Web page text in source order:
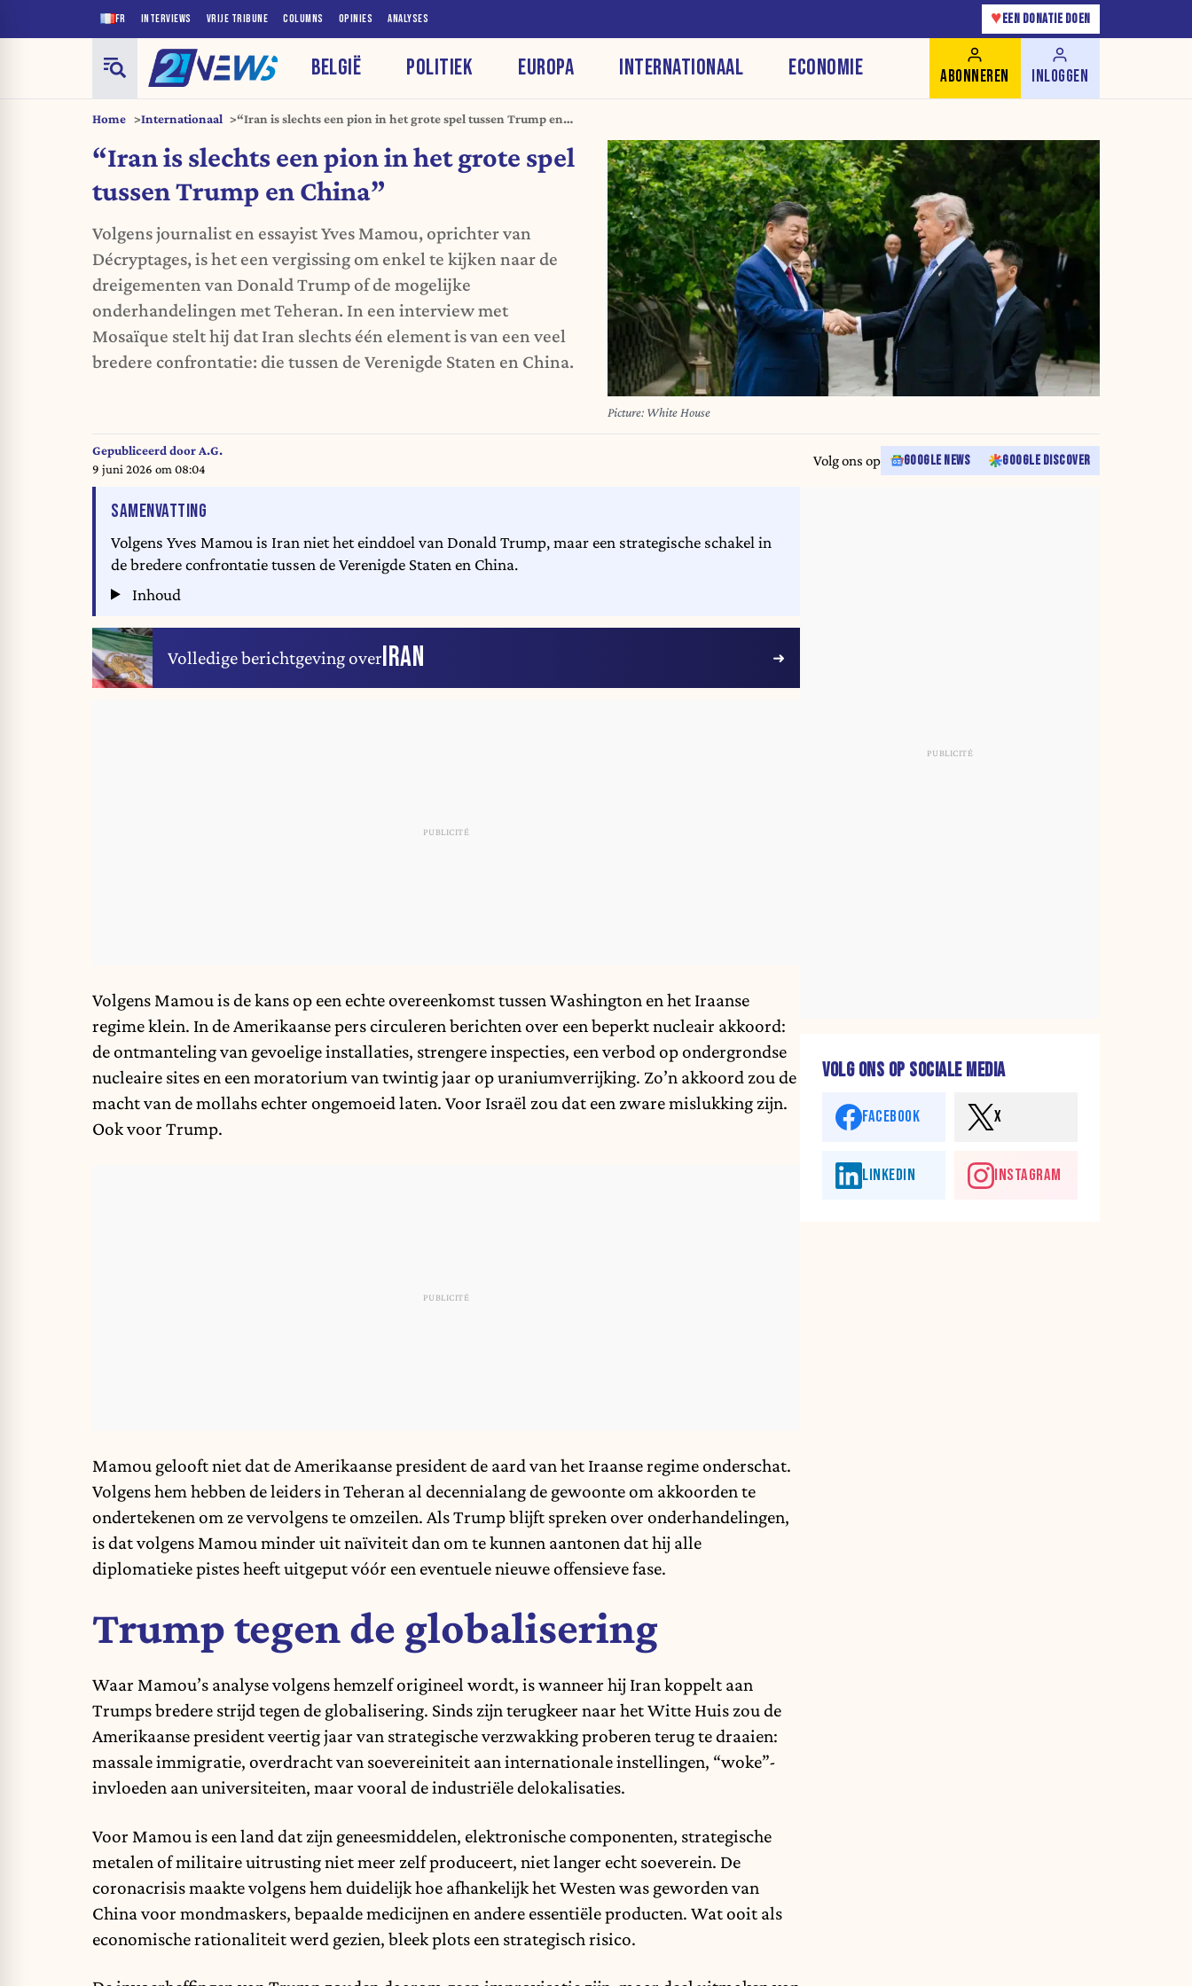
FR INTERVIEWS VRIJE TRIBUNE COLUMNS OPINIES ANALYSES ♥ EEN DONATIE DOEN
BELGIË POLITIEK EUROPA INTERNATIONAAL ECONOMIE ABONNEREN INLOGGEN
Home Internationaal
“Iran is slechts een pion in het grote spel tussen Trump en
“Iran is slechts een pion in het grote spel
tussen Trump en China”
Volgens journalist en essayist Yves Mamou, oprichter van
Décryptages, is het een vergissing om enkel te kijken naar de
dreigementen van Donald Trump of de mogelijke
onderhandelingen met Teheran. In een interview met
Mosaïque stelt hij dat Iran slechts één element is van een veel
bredere confrontatie: die tussen de Verenigde Staten en China.
Picture: White House
Gepubliceerd doorA.G.
9 juni 2026 om 08:04
Volg ons op GOOGLE NEWS GOOGLE DISCOVER
SAMENVATTING
Volgens Yves Mamou is Iran niet het einddoel van Donald Trump, maar een strategische schakel in
de bredere confrontatie tussen de Verenigde Staten en China.
Inhoud
Volledige berichtgeving overIRAN
Volgens Mamou is de kans op een echte overeenkomst tussen Washington en het Iraanse
regime klein. In de Amerikaanse pers circuleren berichten over een beperkt nucleair akkoord:
de ontmanteling van gevoelige installaties, strengere inspecties, een verbod op ondergrondse
nucleaire sites en een moratorium van twintig jaar op uraniumverrijking. Zo’n akkoord zou de
macht van de mollahs echter ongemoeid laten. Voor Israël zou dat een zware mislukking zijn.
Ook voor Trump.
Mamou gelooft niet dat de Amerikaanse president de aard van het Iraanse regime onderschat.
Volgens hem hebben de leiders in Teheran al decennialang de gewoonte om akkoorden te
ondertekenen om ze vervolgens te omzeilen. Als Trump blijft spreken over onderhandelingen,
is dat volgens Mamou minder uit naïviteit dan om te kunnen aantonen dat hij alle
diplomatieke pistes heeft uitgeput vóór een eventuele nieuwe offensieve fase.
Trump tegen de globalisering
Waar Mamou’s analyse volgens hemzelf origineel wordt, is wanneer hij Iran koppelt aan
Trumps bredere strijd tegen de globalisering. Sinds zijn terugkeer naar het Witte Huis zou de
Amerikaanse president veertig jaar van strategische verzwakking proberen terug te draaien:
massale immigratie, overdracht van soevereiniteit aan internationale instellingen, “woke”-
invloeden aan universiteiten, maar vooral de industriële delokalisaties.
Voor Mamou is een land dat zijn geneesmiddelen, elektronische componenten, strategische
metalen of militaire uitrusting niet meer zelf produceert, niet langer echt soeverein. De
coronacrisis maakte volgens hem duidelijk hoe afhankelijk het Westen was geworden van
China voor mondmaskers, bepaalde medicijnen en andere essentiële producten. Wat ooit als
economische rationaliteit werd gezien, bleek plots een strategisch risico.
VOLG ONS OP SOCIALE MEDIA
FACEBOOK X
LINKEDIN INSTAGRAM